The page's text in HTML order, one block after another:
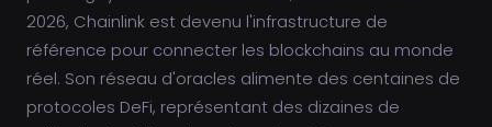
2026, Chainlink est devenu l'infrastructure de
référence pour connecter les blockchains au monde
réel. Son réseau d'oracles alimente des centaines de
protocoles DeFi, représentant des dizaines de